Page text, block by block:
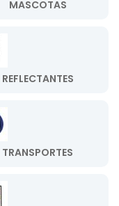
MASCOTAS
REFLECTANTES
TRANSPORTES